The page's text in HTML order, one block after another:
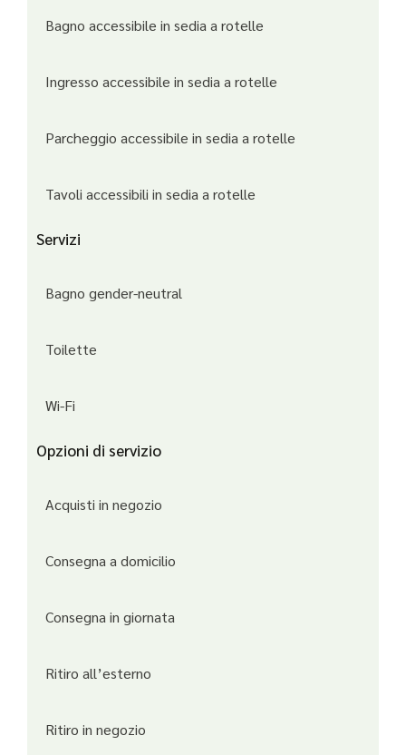
Bagno accessibile in sedia a rotelle
Ingresso accessibile in sedia a rotelle
Parcheggio accessibile in sedia a rotelle
Tavoli accessibili in sedia a rotelle
Servizi
Bagno gender-neutral
Toilette
Wi-Fi
Opzioni di servizio
Acquisti in negozio
Consegna a domicilio
Consegna in giornata
Ritiro all’esterno
Ritiro in negozio